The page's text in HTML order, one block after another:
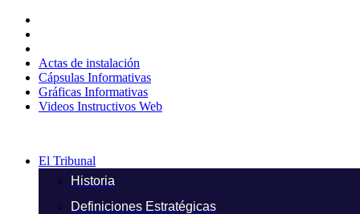
contenido
Actas de instalación
Cápsulas Informativas
Gráficas Informativas
Videos Instructivos Web
El Tribunal
Historia
Definiciones Estratégicas